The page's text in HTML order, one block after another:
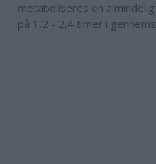
metaboliseres en
på 1,2 - 2,4 timer i